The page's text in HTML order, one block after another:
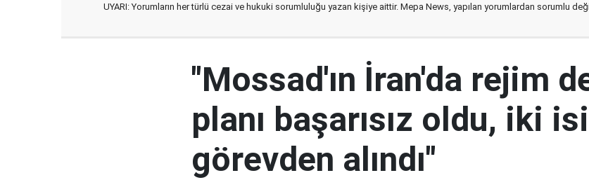
UYARI: Yorumların her türlü cezai ve hukuki sorumluluğu yazan kişiye aittir. Mepa News, yapılan yorumlardan sorumlu
"Mossad'ın İran'da rejim
planı başarısız oldu, iki
görevden alındı"